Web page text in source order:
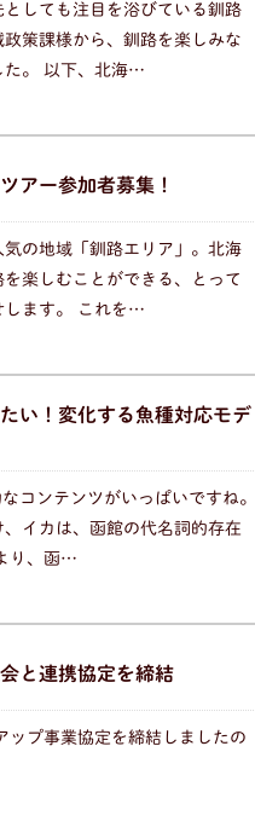
しても注目を浴びている釧路
策課様から、釧路を楽しみな
た。 以下、北海…
アー参加者募集！
の地域「釧路エリア」。北海
楽しむことができる、とって
します。 これを…
い！変化する魚種対応モデ
コンテンツがいっぱいですね。
イカは、函館の代名詞的存在
り、函…
と連携協定を締結
ップ事業協定を締結しましたの